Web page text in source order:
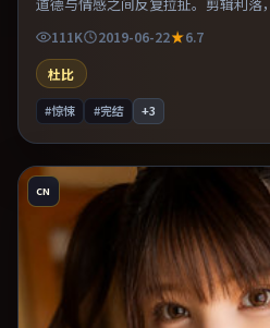
与推理的观众。既有类型片爽感，也
俗。
111K 2019-06-22
6.7
杜比
#惊悚 #完结 +3
CN